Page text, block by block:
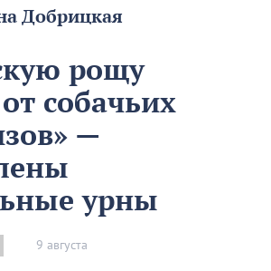
Добрицкая
рощу
собачьих
—
урны
9 августа